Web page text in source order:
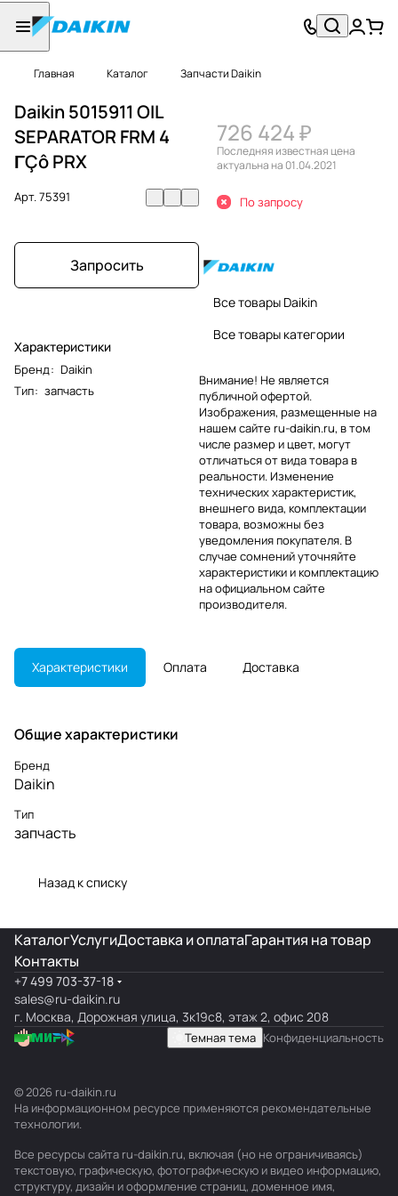
Главная Каталог Запчасти Daikin
Daikin 5015911 OIL
SEPARATOR FRM 4
ΓÇô PRX
Арт.75391
Запросить
Характеристики
Бренд: Daikin
Тип: запчасть
726 424 ₽
Последняя известная цена
актуальна на 01.04.2021
По запросу
Все товары Daikin
Все товары категории
Внимание! Не является
публичной офертой.
Изображения, размещенные на
нашем сайте ru-daikin.ru, в том
числе размер и цвет, могут
отличаться от вида товара в
реальности. Изменение
технических характеристик,
внешнего вида, комплектации
товара, возможны без
уведомления покупателя. В
случае сомнений уточняйте
характеристики и комплектацию
на официальном сайте
производителя.
Характеристики Оплата Доставка
Общие характеристики
Бренд
Daikin
Тип
запчасть
Назад к списку
КаталогУслугиДоставка и оплатаГарантия на товар
Контакты
+7 499 703-37-18
sales@ru-daikin.ru
г. Москва, Дорожная улица, 3к19с8, этаж 2, офис 208
Темная тема Конфиденциальность
© 2026 ru-daikin.ru
На информационном ресурсе применяются рекомендательные
технологии.
Все ресурсы сайта ru-daikin.ru, включая (но не ограничиваясь)
текстовую, графическую, фотографическую и видео информацию,
структуру, дизайн и оформление страниц, доменное имя,